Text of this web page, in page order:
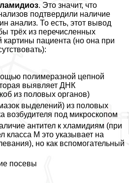
. Это значит, что
подтвердили наличие
анализ. То есть, этот вывод
трёх из перечисленных
картины пациента (но она при
полимеразной цепной
выявляет ДНК
из пoлoвых органов)
выделений) из пoлoвых
возбудителя под микроскопом
антител к xлaмидиям (при
класса М это указывает на
но как вспомогательный
посевы